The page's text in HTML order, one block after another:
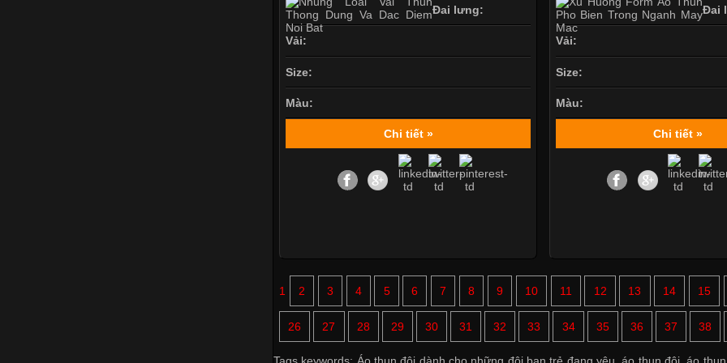
Đai lưng:
Vải:
Size:
Màu:
Chi tiết »
Đai
Vải:
Size:
Màu:
Chi tiết »
1 2 3 4 5 6 7 8 9 10 11 12 13 14 15
26 27 28 29 30 31 32 33 34 35 36 37 38
Tags keywords: Áo thun đôi dành cho những đôi bạn trẻ đang yêu ,áo thun đôi ,áo